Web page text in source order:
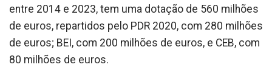
entre 2014 e 2023, tem uma dotação de 560 milhões
de euros, repartidos pelo PDR 2020, com 280 milhões
de euros; BEI, com 200 milhões de euros, e CEB, com
80 milhões de euros.